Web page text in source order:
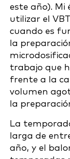
este año).
utilizar el
cuando es
la
trabajo que
frente a la
volumen
la
La
larga de
año, y el